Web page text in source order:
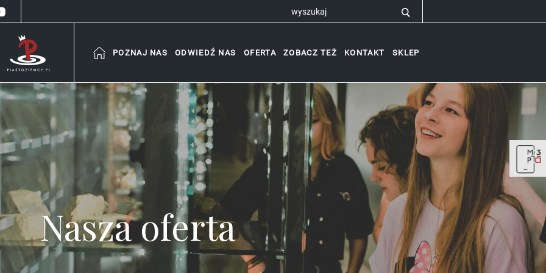
POZNAJ NAS ODWIEDŹ NAS OFERTA ZOBACZ TEŻ KONTAKT SKLEP
Nasza oferta